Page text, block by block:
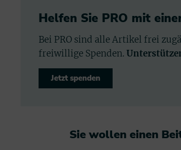
Helfen Sie PRO mit
Bei PRO sind alle Artikel frei
freiwillige Spenden.
Jetzt spenden
Sie wollen einen